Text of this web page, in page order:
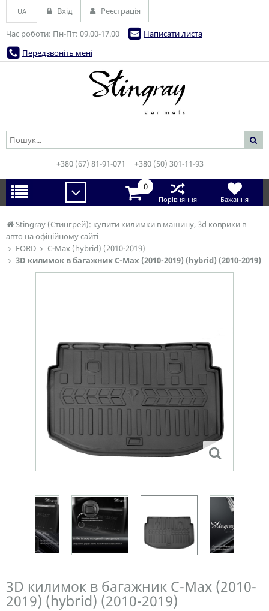
Stingray (Стингрей): купити килимки в машину, 3d коврики в
авто на офіційному сайті
FORD
C-Max (hybrid) (2010-2019)
3D килимок в багажник C-Max (2010-2019) (hybrid) (2010-2019)
3D килимок в багажник C-Max (2010-
2019) (hybrid) (2010-2019)
Час роботи: Пн-Пт: 09.00-17.00
Написати листа
Передзвоніть мені
UA Вхід Реєстрація
+380 (67) 81-91-071 +380 (50) 301-11-93
0
Порівняння Бажання